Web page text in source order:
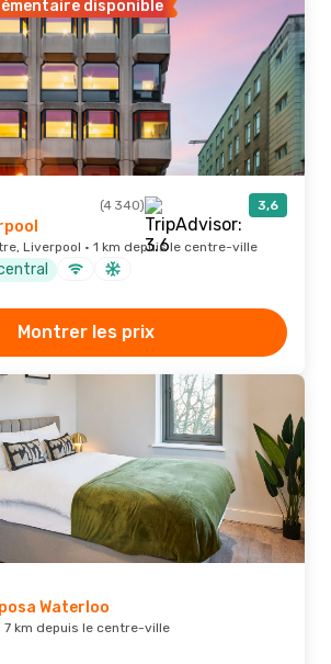
disponible
(4 340) 3,6
Liverpool · 1 km depuis le centre-ville
Montrer les prix
Waterloo
7 km depuis le centre-ville